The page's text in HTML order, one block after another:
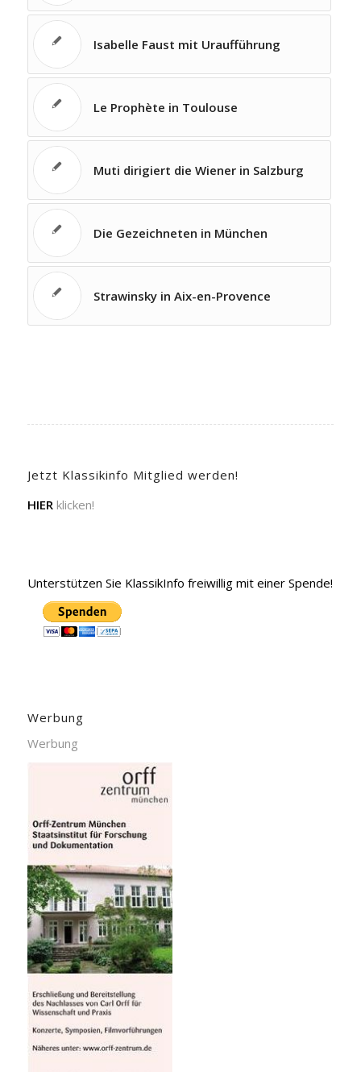
Isabelle Faust mit Uraufführung
Le Prophète in Toulouse
Muti dirigiert die Wiener in Salzburg
Die Gezeichneten in München
Strawinsky in Aix-en-Provence
Jetzt Klassikinfo Mitglied werden!
HIER klicken!
Unterstützen Sie KlassikInfo freiwillig mit einer Spende!
Werbung
Werbung